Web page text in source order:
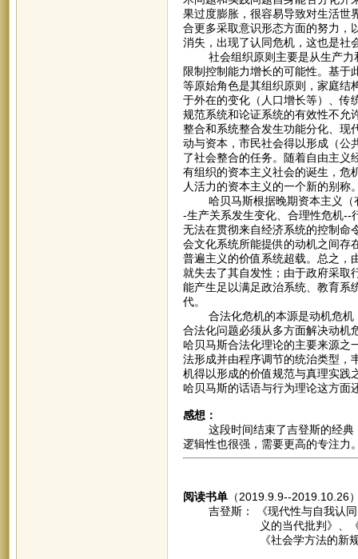
果过度膨胀，很容易导致对生活世
合更多采取意识形态方面的努力，
消失，出现了认同危机，这也是社
社会组织原则主要是从生产力和
限制控制能力增长的可能性。基于
等原始角色是其组织原则，家庭结
于外在的变化（人口增长等）、传
规范系统和论证系统的有效性不允
整合和系统整合发生功能分化、现
动与资本，市民社会得以形成（公
了社会整合的任务。随着自由主义
有组织的资本主义社会的诞生，危
人活力的资本主义的一个新的别称
哈贝马斯根据晚期资本主义（有
-生产关系发生变化、合理性危机--
无法在贯彻来自经济系统的控制命
会文化系统所能提供的动机之间存
普遍主义的价值系统超载。总之，
就失去了其自发性；由于政府采取
能产生足以满足政治系统、教育系
代。
合法化危机的本源是动机危机，
合法化问题必须从多方面解决动机
哈贝马斯合法化理论的主要来源之
法形成并由程序调节的统治类型，
机得以形成的价值规范与真理实践
哈贝马斯的话语与行为理论这方面
感想：
这段时间结束了吉登斯的经典，
逻辑性也很强，需要更高的专注力
阅读书单（2019.9.9--2019.10.26
吉登斯： 《现代性与自我认同
义的当代批判》、《欧洲模
《社会学方法的新规则》